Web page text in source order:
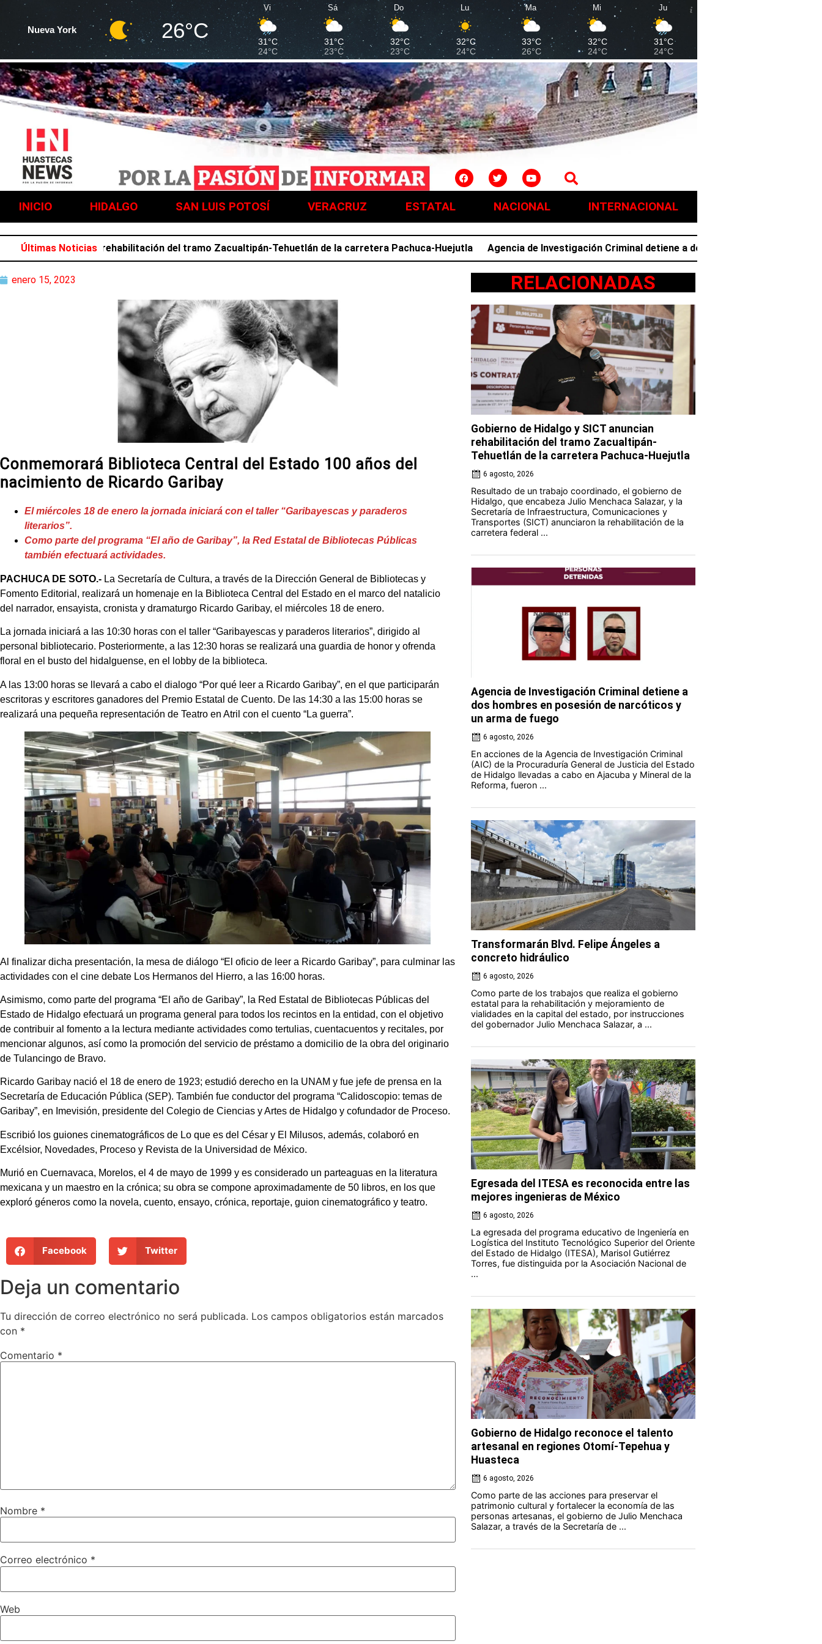
Nueva York 26°C
Vi
31°C
24°C
Sá
31°C
23°C
Do
32°C
23°C
Lu
32°C
24°C
Ma
33°C
26°C
Mi
32°C
24°C
Ju
31°C
24°C
INICIO HIDALGO SAN LUIS POTOSÍ VERACRUZ ESTATAL NACIONAL INTERNACIONAL
Últimas Noticias
SICT anuncian rehabilitación del tramo Zacualtipán-Tehuetlán de la carretera Pachuca-Huejutla Agencia de Investigación Criminal detiene a dos hombres en posesión de
enero 15, 2023
Conmemorará Biblioteca Central del Estado 100 años del
nacimiento de Ricardo Garibay
El miércoles 18 de enero la jornada iniciará con el taller “Garibayescas y paraderos
literarios”.
Como parte del programa “El año de Garibay”, la Red Estatal de Bibliotecas Públicas
también efectuará actividades.
PACHUCA DE SOTO.- La Secretaría de Cultura, a través de la Dirección General de Bibliotecas y
Fomento Editorial, realizará un homenaje en la Biblioteca Central del Estado en el marco del natalicio
del narrador, ensayista, cronista y dramaturgo Ricardo Garibay, el miércoles 18 de enero.
La jornada iniciará a las 10:30 horas con el taller “Garibayescas y paraderos literarios”, dirigido al
personal bibliotecario. Posteriormente, a las 12:30 horas se realizará una guardia de honor y ofrenda
floral en el busto del hidalguense, en el lobby de la biblioteca.
A las 13:00 horas se llevará a cabo el dialogo “Por qué leer a Ricardo Garibay”, en el que participarán
escritoras y escritores ganadores del Premio Estatal de Cuento. De las 14:30 a las 15:00 horas se
realizará una pequeña representación de Teatro en Atril con el cuento “La guerra”.
Al finalizar dicha presentación, la mesa de diálogo “El oficio de leer a Ricardo Garibay”, para culminar las
actividades con el cine debate Los Hermanos del Hierro, a las 16:00 horas.
Asimismo, como parte del programa “El año de Garibay”, la Red Estatal de Bibliotecas Públicas del
Estado de Hidalgo efectuará un programa general para todos los recintos en la entidad, con el objetivo
de contribuir al fomento a la lectura mediante actividades como tertulias, cuentacuentos y recitales, por
mencionar algunos, así como la promoción del servicio de préstamo a domicilio de la obra del originario
de Tulancingo de Bravo.
Ricardo Garibay nació el 18 de enero de 1923; estudió derecho en la UNAM y fue jefe de prensa en la
Secretaría de Educación Pública (SEP). También fue conductor del programa “Calidoscopio: temas de
Garibay”, en Imevisión, presidente del Colegio de Ciencias y Artes de Hidalgo y cofundador de Proceso.
Escribió los guiones cinematográficos de Lo que es del César y El Milusos, además, colaboró en
Excélsior, Novedades, Proceso y Revista de la Universidad de México.
Murió en Cuernavaca, Morelos, el 4 de mayo de 1999 y es considerado un parteaguas en la literatura
mexicana y un maestro en la crónica; su obra se compone aproximadamente de 50 libros, en los que
exploró géneros como la novela, cuento, ensayo, crónica, reportaje, guion cinematográfico y teatro.
Facebook Twitter
Deja un comentario
Tu dirección de correo electrónico no será publicada. Los campos obligatorios están marcados
con *
Comentario *
Nombre *
Correo electrónico *
Web
RELACIONADAS
Gobierno de Hidalgo y SICT anuncian
rehabilitación del tramo Zacualtipán-
Tehuetlán de la carretera Pachuca-Huejutla
6 agosto, 2026
Resultado de un trabajo coordinado, el gobierno de
Hidalgo, que encabeza Julio Menchaca Salazar, y la
Secretaría de Infraestructura, Comunicaciones y
Transportes (SICT) anunciaron la rehabilitación de la
carretera federal ...
Agencia de Investigación Criminal detiene a
dos hombres en posesión de narcóticos y
un arma de fuego
6 agosto, 2026
En acciones de la Agencia de Investigación Criminal
(AIC) de la Procuraduría General de Justicia del Estado
de Hidalgo llevadas a cabo en Ajacuba y Mineral de la
Reforma, fueron ...
Transformarán Blvd. Felipe Ángeles a
concreto hidráulico
6 agosto, 2026
Como parte de los trabajos que realiza el gobierno
estatal para la rehabilitación y mejoramiento de
vialidades en la capital del estado, por instrucciones
del gobernador Julio Menchaca Salazar, a ...
Egresada del ITESA es reconocida entre las
mejores ingenieras de México
6 agosto, 2026
La egresada del programa educativo de Ingeniería en
Logística del Instituto Tecnológico Superior del Oriente
del Estado de Hidalgo (ITESA), Marisol Gutiérrez
Torres, fue distinguida por la Asociación Nacional de
...
Gobierno de Hidalgo reconoce el talento
artesanal en regiones Otomí-Tepehua y
Huasteca
6 agosto, 2026
Como parte de las acciones para preservar el
patrimonio cultural y fortalecer la economía de las
personas artesanas, el gobierno de Julio Menchaca
Salazar, a través de la Secretaría de ...